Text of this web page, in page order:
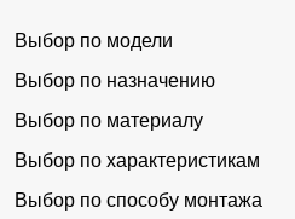
Выбор по модели
Выбор по назначению
Выбор по материалу
Выбор по характеристикам
Выбор по способу монтажа